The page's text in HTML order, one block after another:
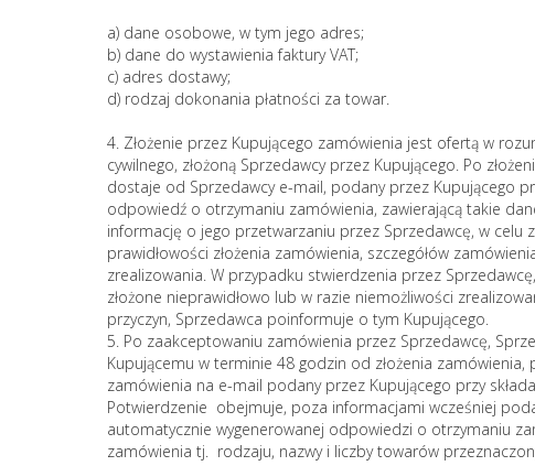
a) dane osobowe, w tym jego adres;
b) dane do wystawienia faktury VAT;
c) adres dostawy;
d) rodzaj dokonania płatności za towar.
4. Złożenie przez Kupującego zamówienia jest ofertą w
cywilnego, złożoną Sprzedawcy przez Kupującego. Po
dostaje od Sprzedawcy e-mail, podany przez Kupującego
odpowiedź o otrzymaniu zamówienia, zawierającą takie
informację o jego przetwarzaniu przez Sprzedawcę, w celu
prawidłowości złożenia zamówienia, szczegółów
zrealizowania. W przypadku stwierdzenia przez
złożone nieprawidłowo lub w razie niemożliwości
przyczyn, Sprzedawca poinformuje o tym Kupującego.
5. Po zaakceptowaniu zamówienia przez Sprzedawcę,
Kupującemu w terminie 48 godzin od złożenia zamówienia,
zamówienia na e-mail podany przez Kupującego przy
Potwierdzenie obejmuje, poza informacjami wcześniej
automatycznie wygenerowanej odpowiedzi o otrzymaniu
zamówienia tj. rodzaju, nazwy i liczby towarów